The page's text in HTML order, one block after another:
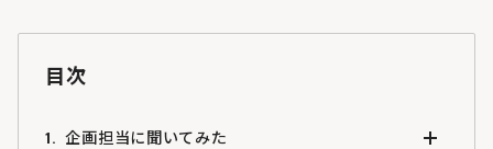
目次
企画担当に聞いてみた